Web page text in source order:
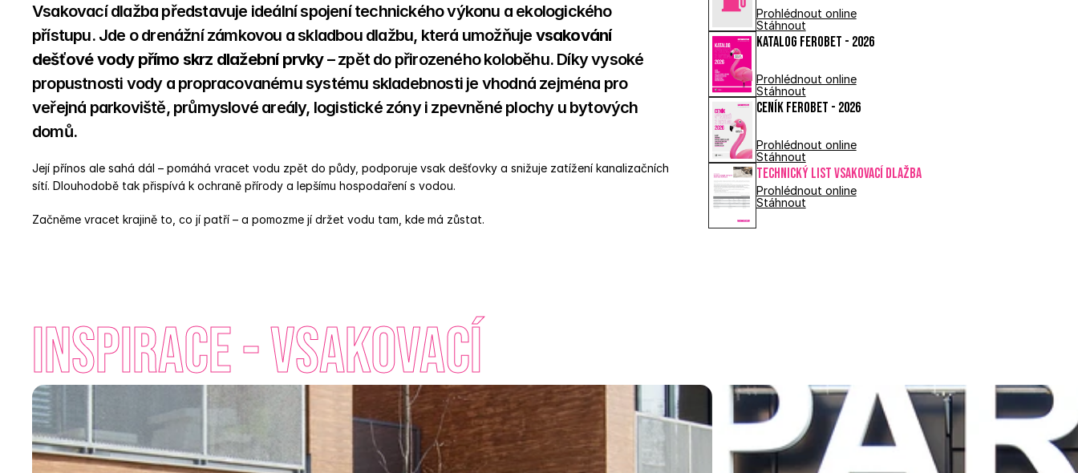
Vsakovací dlažba představuje ideální spojení technického výkonu a ekologického
přístupu. Jde o drenážní zámkovou a skladbou dlažbu, která umožňuje vsakování
dešťové vody přímo skrz dlažební prvky – zpět do přirozeného koloběhu. Díky vysoké
propustnosti vody a propracovanému systému skladebnosti je vhodná zejména pro
veřejná parkoviště, průmyslové areály, logistické zóny i zpevněné plochy u bytových
domů.
Její přínos ale sahá dál – pomáhá vracet vodu zpět do půdy, podporuje vsak dešťovky a snižuje zatížení kanalizačních
sítí. Dlouhodobě tak přispívá k ochraně přírody a lepšímu hospodaření s vodou.
Začněme vracet krajině to, co jí patří – a pomozme jí držet vodu tam, kde má zůstat.
Prohlédnout online
Stáhnout
Katalog FEROBET - 2026
Prohlédnout online
Stáhnout
Ceník FEROBET - 2026
Prohlédnout online
Stáhnout
Technický list VSAKOVACÍ DLAŽBA
Prohlédnout online
Stáhnout
INSPIRACE - vsakovací